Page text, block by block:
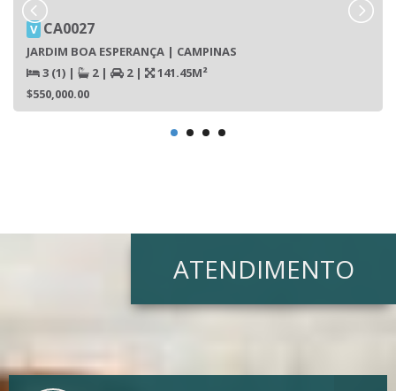
V CA0027
JARDIM BOA ESPERANÇA | CAMPINAS
3 (1) | 2 | 2 |
141.45M²
$550,000.00
ATENDIMENTO